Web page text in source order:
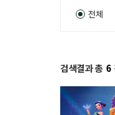
전체
검색결과 총 6